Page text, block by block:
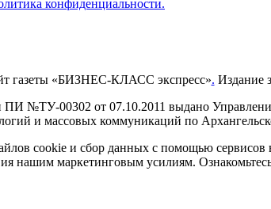
конфиденциальности.
газеты «БИЗНЕС-КЛАСС экспресс». Издание
ПИ №ТУ-00302 от 07.10.2011 выдано
и массовых коммуникаций по
cookie и сбор данных с помощью
нашим маркетинговым усилиям.